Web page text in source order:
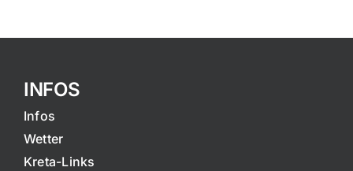
INFOS
Infos
Wetter
Kreta-Links